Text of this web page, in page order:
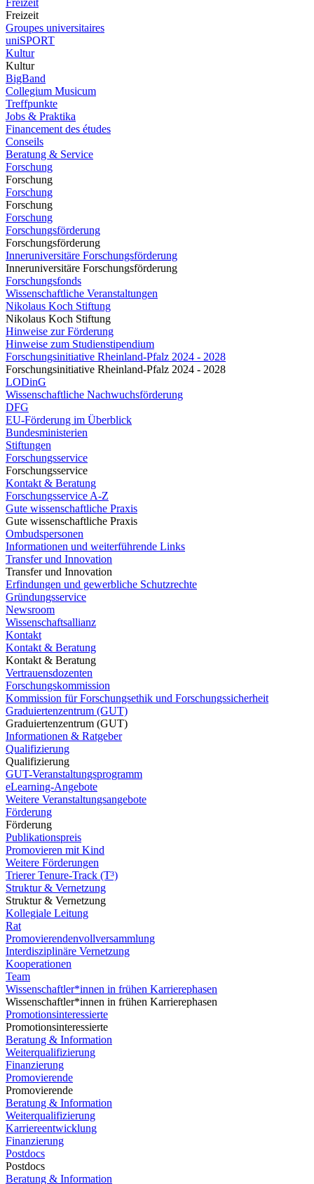
Freizeit
Freizeit
Groupes universitaires
uniSPORT
Kultur
Kultur
BigBand
Collegium Musicum
Treffpunkte
Jobs & Praktika
Financement des études
Conseils
Beratung & Service
Forschung
Forschung
Forschung
Forschung
Forschung
Forschungsförderung
Forschungsförderung
Inneruniversitäre Forschungsförderung
Inneruniversitäre Forschungsförderung
Forschungsfonds
Wissenschaftliche Veranstaltungen
Nikolaus Koch Stiftung
Nikolaus Koch Stiftung
Hinweise zur Förderung
Hinweise zum Studienstipendium
Forschungsinitiative Rheinland-Pfalz 2024 - 2028
Forschungsinitiative Rheinland-Pfalz 2024 - 2028
LODinG
Wissenschaftliche Nachwuchsförderung
DFG
EU-Förderung im Überblick
Bundesministerien
Stiftungen
Forschungsservice
Forschungsservice
Kontakt & Beratung
Forschungsservice A-Z
Gute wissenschaftliche Praxis
Gute wissenschaftliche Praxis
Ombudspersonen
Informationen und weiterführende Links
Transfer und Innovation
Transfer und Innovation
Erfindungen und gewerbliche Schutzrechte
Gründungsservice
Newsroom
Wissenschaftsallianz
Kontakt
Kontakt & Beratung
Kontakt & Beratung
Vertrauensdozenten
Forschungskommission
Kommission für Forschungsethik und Forschungssicherheit
Graduiertenzentrum (GUT)
Graduiertenzentrum (GUT)
Informationen & Ratgeber
Qualifizierung
Qualifizierung
GUT-Veranstaltungsprogramm
eLearning-Angebote
Weitere Veranstaltungsangebote
Förderung
Förderung
Publikationspreis
Promovieren mit Kind
Weitere Förderungen
Trierer Tenure-Track (T³)
Struktur & Vernetzung
Struktur & Vernetzung
Kollegiale Leitung
Rat
Promovierendenvollversammlung
Interdisziplinäre Vernetzung
Kooperationen
Team
Wissenschaftler*innen in frühen Karrierephasen
Wissenschaftler*innen in frühen Karrierephasen
Promotionsinteressierte
Promotionsinteressierte
Beratung & Information
Weiterqualifizierung
Finanzierung
Promovierende
Promovierende
Beratung & Information
Weiterqualifizierung
Karriereentwicklung
Finanzierung
Postdocs
Postdocs
Beratung & Information